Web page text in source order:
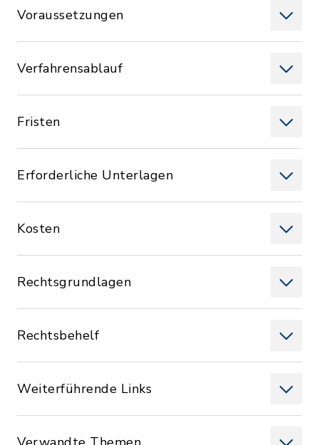
Voraussetzungen
Verfahrensablauf
Fristen
Erforderliche Unterlagen
Kosten
Rechtsgrundlagen
Rechtsbehelf
Weiterführende Links